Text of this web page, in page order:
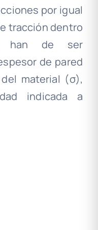
por igual
tracción dentro
han de ser
de pared
material (σ),
indicada a